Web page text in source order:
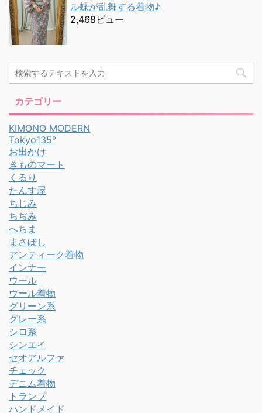
ル蝶が乱舞する着物♪
2,468ビュー
カテゴリー
KIMONO MODERN
Tokyo135°
お出かけ
きものマート
くるり
たんす屋
ちじみ
ちぢみ
へちま
まさぼし
アンティーク着物
インナー
ウール
ウール着物
グリーン系
グレー系
シロ系
シンエイ
セオアルファ
チェック
デニム着物
トランプ
ハンドメイド